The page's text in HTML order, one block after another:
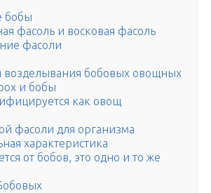
бобы
фасоль и восковая фасоль
фасоли
возделывания бобовых овощных
и бобы
как овощ
фасоли для организма
характеристика
от бобов, это одно и то же